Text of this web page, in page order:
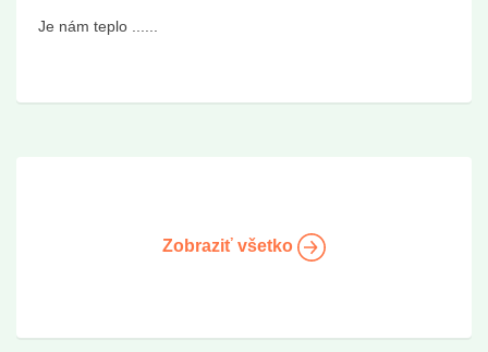
Je nám teplo ......
Zobraziť všetko